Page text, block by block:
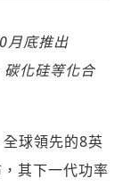
月底推出
化硅等化合
球領先的8英
其下一代功率